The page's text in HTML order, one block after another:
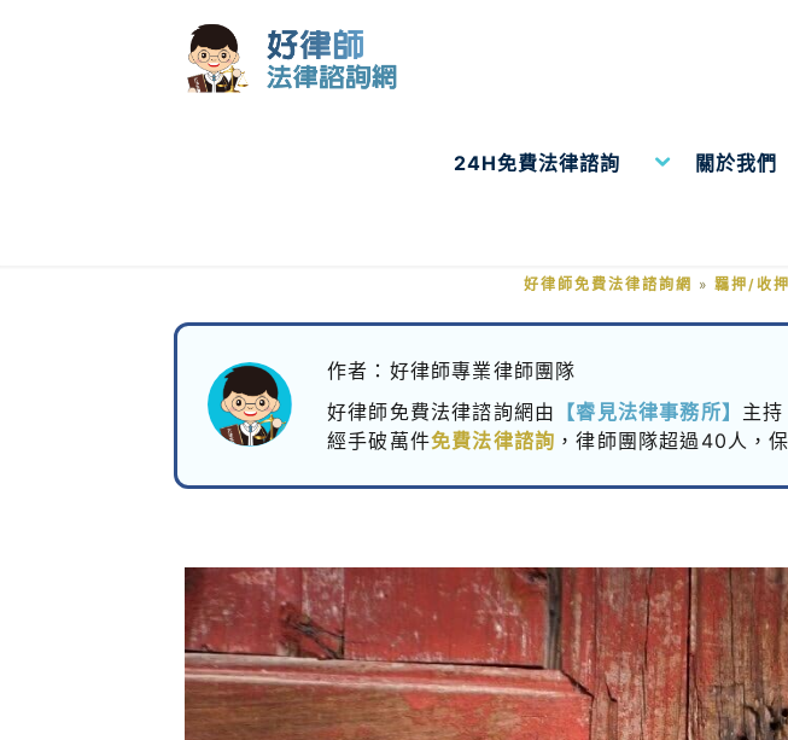
24H免費法律諮詢 關於我們
好律師免費法律諮詢網 » 羈押/收
作者：好律師專業律師團隊
好律師免費法律諮詢網由
【睿見法律事務所】 主持
經手破萬件免費法律諮詢 ，律師團隊超過40人，